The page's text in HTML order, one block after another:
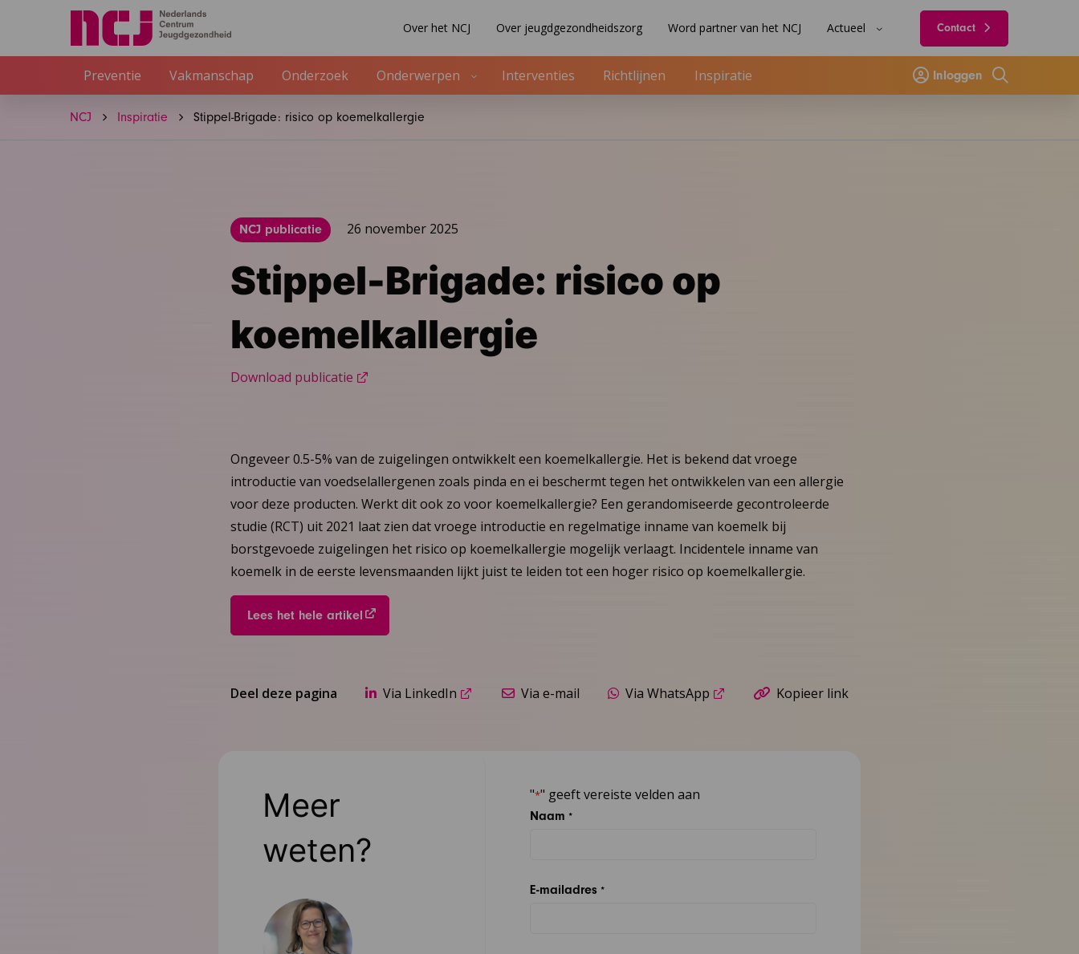
Over het NCJ Over jeugdgezondheidszorg Word partner van het NCJ Actueel Contact
Preventie Vakmanschap Onderzoek Onderwerpen Interventies Richtlijnen Inspiratie Inloggen
Zoeken
NCJ Inspiratie Stippel-Brigade: risico op koemelkallergie
NCJ publicatie 26 november 2025
Stippel-Brigade: risico op
koemelkallergie
Download publicatie
Ongeveer 0.5-5% van de zuigelingen ontwikkelt een koemelkallergie. Het is bekend dat vroege
introductie van voedselallergenen zoals pinda en ei beschermt tegen het ontwikkelen van een allergie
voor deze producten. Werkt dit ook zo voor koemelkallergie? Een gerandomiseerde gecontroleerde
studie (RCT) uit 2021 laat zien dat vroege introductie en regelmatige inname van koemelk bij
borstgevoede zuigelingen het risico op koemelkallergie mogelijk verlaagt. Incidentele inname van
koemelk in de eerste levensmaanden lijkt juist te leiden tot een hoger risico op koemelkallergie.
Lees het hele artikel
Deel deze pagina Via LinkedIn Via e-mail Via WhatsApp Kopieer link
Meer
weten?
"*" geeft vereiste velden aan
Naam *
E-mailadres *